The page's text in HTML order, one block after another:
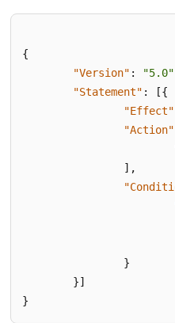
{
"Version" : "5.0"
"Statement" : [{
"Effect"
"Action"
] ,
}
}]
}